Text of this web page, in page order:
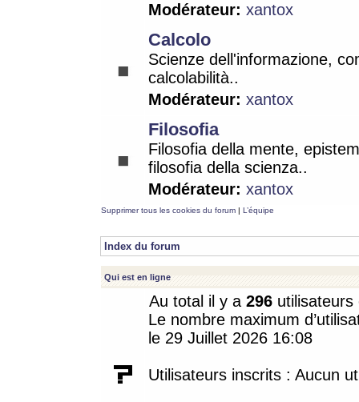
Modérateur: xantox
Calcolo
Scienze dell'informazione,
calcolabilità..
Modérateur: xantox
Filosofia
Filosofia della mente,
filosofia della scienza..
Modérateur: xantox
Supprimer tous les cookies du forum | L’équipe
Index du forum
Qui est en ligne
Au total il y a 296
Le nombre maximum
le 29 Juillet 2026 16:08
Utilisateurs inscrits : Aucun